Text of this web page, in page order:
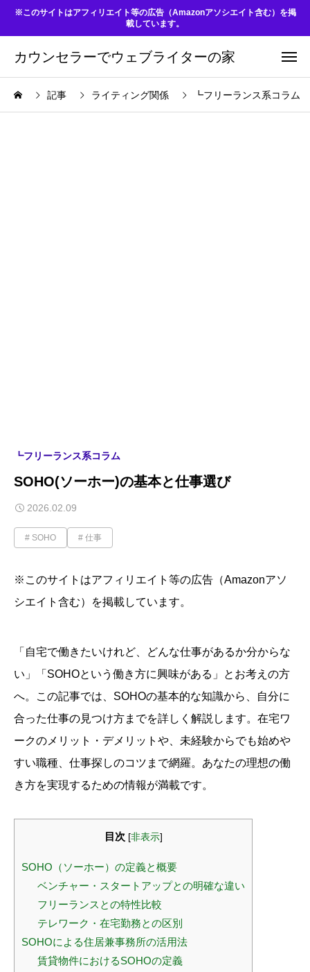
※このサイトはアフィリエイト等の広告（Amazonアソシエイト含む）を掲
載しています。
カウンセラーでウェブライターの家
記事 ライティング関係 ┗フリーランス系コラム
┗フリーランス系コラム
SOHO(ソーホー)の基本と仕事選び
2026.02.09
SOHO 仕事
※このサイトはアフィリエイト等の広告（Amazonアソ
シエイト含む）を掲載しています。
「自宅で働きたいけれど、どんな仕事があるか分からな
い」「SOHOという働き方に興味がある」とお考えの方
へ。この記事では、SOHOの基本的な知識から、自分に
合った仕事の見つけ方までを詳しく解説します。在宅ワ
ークのメリット・デメリットや、未経験からでも始めや
すい職種、仕事探しのコツまで網羅。あなたの理想の働
き方を実現するための情報が満載です。
目次 [非表示]
SOHO（ソーホー）の定義と概要
ベンチャー・スタートアップとの明確な違い
フリーランスとの特性比較
テレワーク・在宅勤務との区別
SOHOによる住居兼事務所の活用法
賃貸物件におけるSOHOの定義